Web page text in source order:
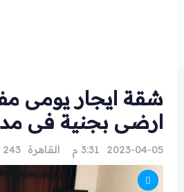
شقة ايجار يومى
ارضى بجنية فى
2023-04-05 3:31 م القاهرة 243 مشاهدة